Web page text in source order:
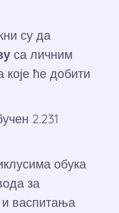
су да
са личним
ће добити
2.231
обука
за
васпитања